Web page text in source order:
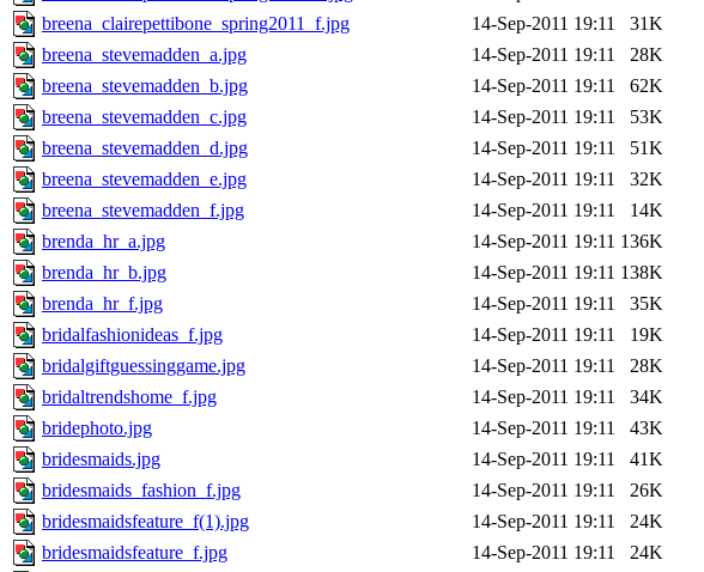
breena_clairepettibone_spring2011_f.jpg
14-Sep-2011 19:11
31K
breena_stevemadden_a.jpg
14-Sep-2011 19:11
28K
breena_stevemadden_b.jpg
14-Sep-2011 19:11
62K
breena_stevemadden_c.jpg
14-Sep-2011 19:11
53K
breena_stevemadden_d.jpg
14-Sep-2011 19:11
51K
breena_stevemadden_e.jpg
14-Sep-2011 19:11
32K
breena_stevemadden_f.jpg
14-Sep-2011 19:11
14K
brenda_hr_a.jpg
14-Sep-2011 19:11 136K
brenda_hr_b.jpg
14-Sep-2011 19:11 138K
brenda_hr_f.jpg
14-Sep-2011 19:11
35K
bridalfashionideas_f.jpg
14-Sep-2011 19:11
19K
bridalgiftguessinggame.jpg
14-Sep-2011 19:11
28K
bridaltrendshome_f.jpg
14-Sep-2011 19:11
34K
bridephoto.jpg
14-Sep-2011 19:11
43K
bridesmaids.jpg
14-Sep-2011 19:11
41K
bridesmaids_fashion_f.jpg
14-Sep-2011 19:11
26K
bridesmaidsfeature_f(1).jpg
14-Sep-2011 19:11
24K
bridesmaidsfeature_f.jpg
14-Sep-2011 19:11
24K